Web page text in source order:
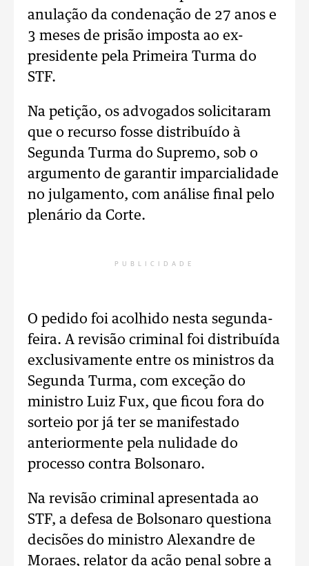
anulação da condenação de 27 anos e
3 meses de prisão imposta ao ex-
presidente pela Primeira Turma do
STF.
Na petição, os advogados solicitaram
que o recurso fosse distribuído à
Segunda Turma do Supremo, sob o
argumento de garantir imparcialidade
no julgamento, com análise final pelo
plenário da Corte.
PUBLICIDADE
O pedido foi acolhido nesta segunda-
feira. A revisão criminal foi distribuída
exclusivamente entre os ministros da
Segunda Turma, com exceção do
ministro Luiz Fux, que ficou fora do
sorteio por já ter se manifestado
anteriormente pela nulidade do
processo contra Bolsonaro.
Na revisão criminal apresentada ao
STF, a defesa de Bolsonaro questiona
decisões do ministro Alexandre de
Moraes, relator da ação penal sobre a